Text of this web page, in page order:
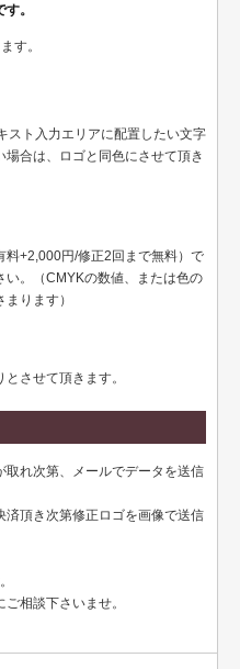
。
す。
スト入力エリアに配置したい文字
合は、ロゴと同色にさせて頂き
料+2,000円/修正2回まで無料）で
い。（CMYKの数値、または色の
ります）
させて頂きます。
取れ次第、メールでデータを送信
頂き次第修正ロゴを画像で送信
相談下さいませ。